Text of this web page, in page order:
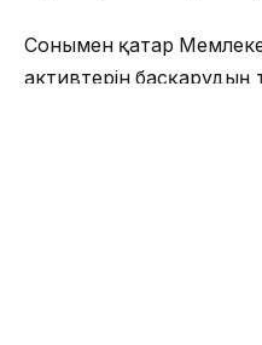
Сонымен қатар
активтерін басқарудың